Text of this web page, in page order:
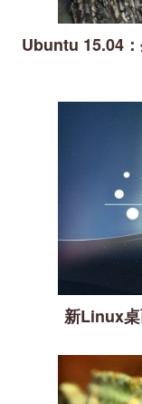
Ubuntu 15.04
新Linux